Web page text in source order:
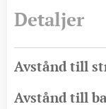
Detaljer
Avstånd till
Avstånd till